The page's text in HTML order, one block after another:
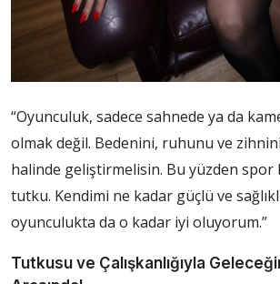
“Oyunculuk, sadece sahnede ya da
olmak değil. Bedenini, ruhunu ve
halinde geliştirmelisin. Bu yüzden spor
tutku. Kendimi ne kadar güçlü ve
oyunculukta da o kadar iyi oluyorum.”
Tutkusu ve Çalışkanlığıyla